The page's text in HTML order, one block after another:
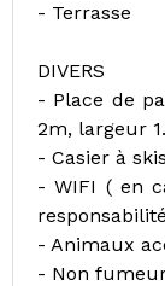
- Terrasse
DIVERS
- Place de
2m, largeur
- Casier à skis
- WIFI ( en
- Animaux
- Non